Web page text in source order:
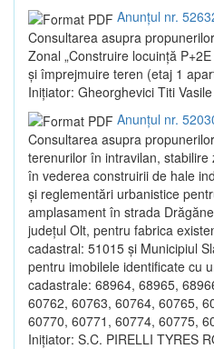
Anunțul nr.
Consultarea asupra
Zonal „Construire locuință
și împrejmuire teren (etaj 1
Inițiator: Gheorghevici Titi Vasile
Anunțul nr.
Consultarea asupra
terenurilor în intravilan,
în vederea construirii de hale
și reglementări urbanistice
amplasament în strada
județul Olt, pentru fabrica
cadastral: 51015 și Municipiul
pentru imobilele identificate cu
cadastrale: 68964, 68965,
60762, 60763, 60764, 60765,
60770, 60771, 60774, 60775,
Inițiator: S.C. PIRELLI TYRES